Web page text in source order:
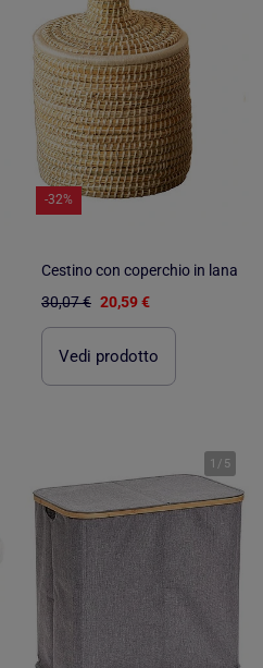
-32%
Cestino con coperchio in lana
30,07 € 20,59 €
Vedi prodotto
1 / 5